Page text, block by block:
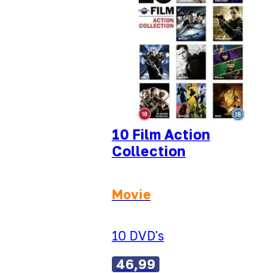
10 Film Action
Collection
Movie
10 DVD's
46,99